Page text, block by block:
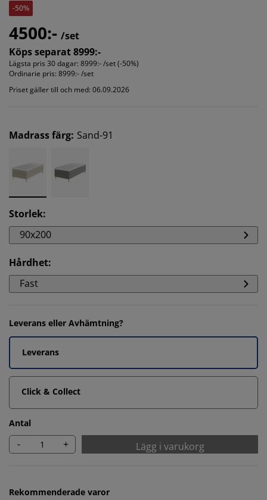
-50%
4500:- /set
Köps separat 8999:-
Lägsta pris 30 dagar: 8999:- /set (-50%)
Ordinarie pris: 8999:- /set
Priset gäller till och med: 06.09.2026
Madrass färg: Sand-91
Storlek:
90x200
Hårdhet:
Fast
Leverans eller Avhämtning?
Leverans
Click & Collect
Antal
- + Lägg i varukorg
Rekommenderade varor